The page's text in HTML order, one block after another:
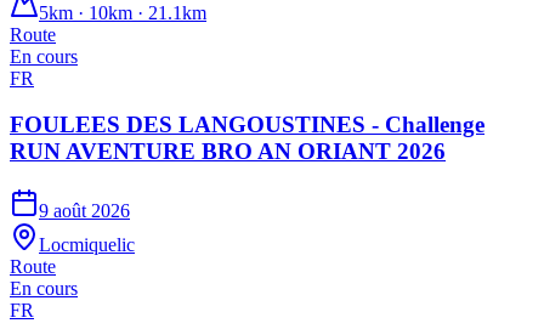
5km · 10km · 21.1km
Route
En cours
FR
FOULEES DES LANGOUSTINES - Challenge
RUN AVENTURE BRO AN ORIANT 2026
9 août 2026
Locmiquelic
Route
En cours
FR